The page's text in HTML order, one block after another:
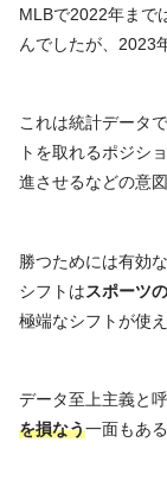
MLBで2022年まで
んでしたが、2023
これは統計データ
トを取れるポジシ
進させるなどの意
勝つためには有効
シフトは スポーツ
極端なシフトが使
データ至上主義と
を損なう一面もあ